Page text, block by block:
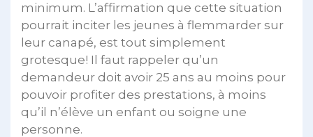
minimum. L’affirmation que cette situation
pourrait inciter les jeunes à flemmarder sur
leur canapé, est tout simplement
grotesque! Il faut rappeler qu’un
demandeur doit avoir 25 ans au moins pour
pouvoir profiter des prestations, à moins
qu’il n’élève un enfant ou soigne une
personne.